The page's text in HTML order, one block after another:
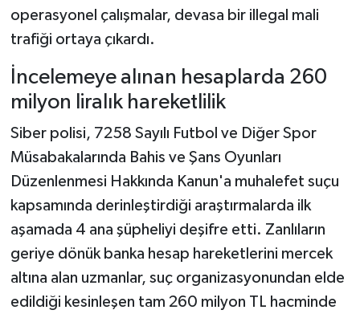
operasyonel çalışmalar, devasa bir illegal mali
trafiği ortaya çıkardı.
İncelemeye alınan hesaplarda 260
milyon liralık hareketlilik
Siber polisi, 7258 Sayılı Futbol ve Diğer Spor
Müsabakalarında Bahis ve Şans Oyunları
Düzenlenmesi Hakkında Kanun'a muhalefet suçu
kapsamında derinleştirdiği araştırmalarda ilk
aşamada 4 ana şüpheliyi deşifre etti. Zanlıların
geriye dönük banka hesap hareketlerini mercek
altına alan uzmanlar, suç organizasyonundan elde
edildiği kesinleşen tam 260 milyon TL hacminde